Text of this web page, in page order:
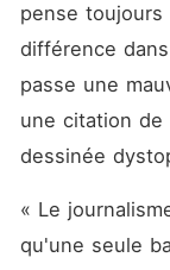
pense
différence
passe une
une citation de
dessinée
« Le
qu'une seule